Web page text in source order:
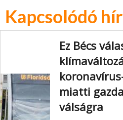
Kapcsolódó
Ez Bécs
miatti
válságra